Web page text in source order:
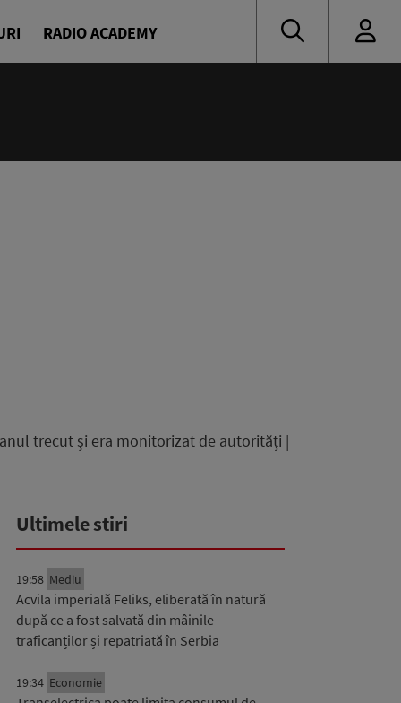
RADIO ACADEMY
trecut și era monitorizat de autorități |
Ultimele stiri
19:58 Mediu
Acvila imperială Feliks, eliberată în natură
după ce a fost salvată din mâinile
traficanților și repatriată în Serbia
19:34 Economie